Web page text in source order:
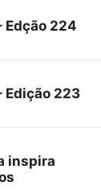
de
Edção 224
Edição 223
inspira